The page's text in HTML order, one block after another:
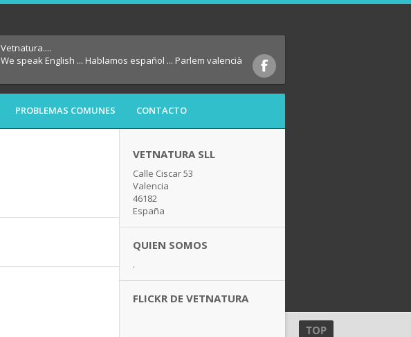
PROBLEMAS COMUNES CONTACTO
Vetnatura....
We speak English ... Hablamos español ... Parlem valencià
VETNATURA SLL
Calle Ciscar 53
Valencia
46182
España
QUIEN SOMOS
.
FLICKR DE VETNATURA